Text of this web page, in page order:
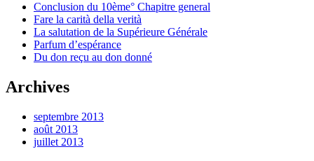
Conclusion du 10ème° Chapitre general
Fare la carità della verità
La salutation de la Supérieure Générale
Parfum d’espérance
Du don reçu au don donné
Archives
septembre 2013
août 2013
juillet 2013